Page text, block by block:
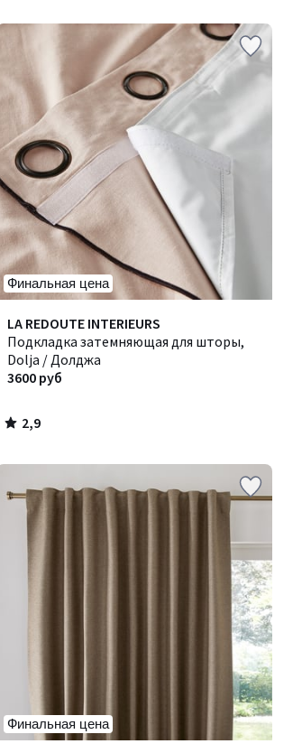
Финальная цена
LA REDOUTE INTERIEURS
Подкладка затемняющая для шторы,
Dolja / Долджа
3600 руб
2,9
/ 5
2,9
/
Финальная цена